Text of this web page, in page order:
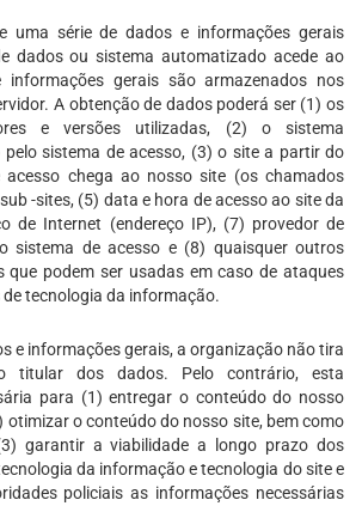
uma série de dados e informações gerais
dados ou sistema automatizado acede ao
informações gerais são armazenados nos
A obtenção de dados poderá ser (1) os
e versões utilizadas, (2) o sistema
sistema de acesso, (3) o site a partir do
chega ao nosso site (os chamados
-sites, (5) data e hora de acesso ao site da
de Internet (endereço IP), (7) provedor de
sistema de acesso e (8) quaisquer outros
que podem ser usadas em caso de ataques
tecnologia da informação.
e informações gerais, a organização não tira
titular dos dados. Pelo contrário, esta
para (1) entregar o conteúdo do nosso
otimizar o conteúdo do nosso site, bem como
garantir a viabilidade a longo prazo dos
da informação e tecnologia do site e
policiais as informações necessárias